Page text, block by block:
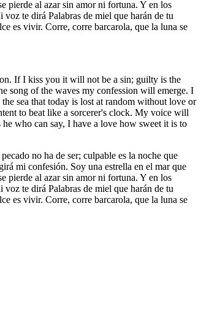
pierde al azar sin amor ni fortuna. Y en los
te dirá Palabras de miel que harán de tu
es vivir. Corre, corre barcarola, que la luna se
If I kiss you it will not be a sin; guilty is the
song of the waves my confession will emerge. I
sea that today is lost at random without love or
to beat like a sorcerer's clock. My voice will
who can say, I have a love how sweet it is to
no ha de ser; culpable es la noche que
mi confesión. Soy una estrella en el mar que
pierde al azar sin amor ni fortuna. Y en los
te dirá Palabras de miel que harán de tu
es vivir. Corre, corre barcarola, que la luna se